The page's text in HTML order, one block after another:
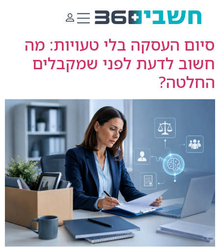
קטגוריית קורס:וובינר
סיום העסקה בלי טעויות: מה
חשוב לדעת לפני שמקבלים
החלטה?